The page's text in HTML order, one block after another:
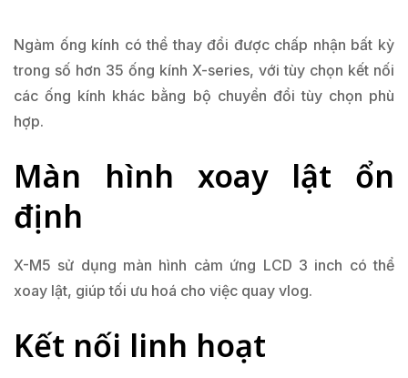
Ngàm ống kính có thể thay đổi được chấp nhận bất kỳ
trong số hơn 35 ống kính X-series, với tùy chọn kết nối
các ống kính khác bằng bộ chuyển đổi tùy chọn phù
hợp.
Màn hình xoay lật ổn
định
X-M5 sử dụng màn hình cảm ứng LCD 3 inch có thể
xoay lật, giúp tối ưu hoá cho việc quay vlog.
Kết nối linh hoạt